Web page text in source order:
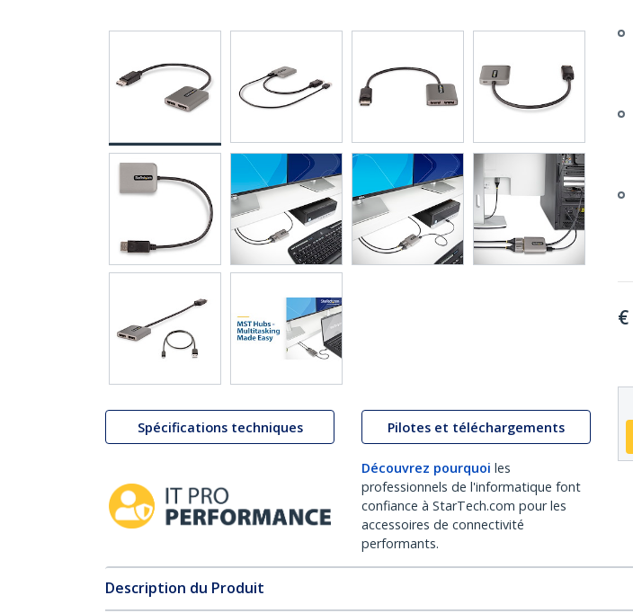
Spécifications techniques Pilotes et téléchargements
Découvrez pourquoi les
professionnels de l'informatique font
confiance à StarTech.com pour les
accessoires de connectivité
performants.
€
Description du Produit